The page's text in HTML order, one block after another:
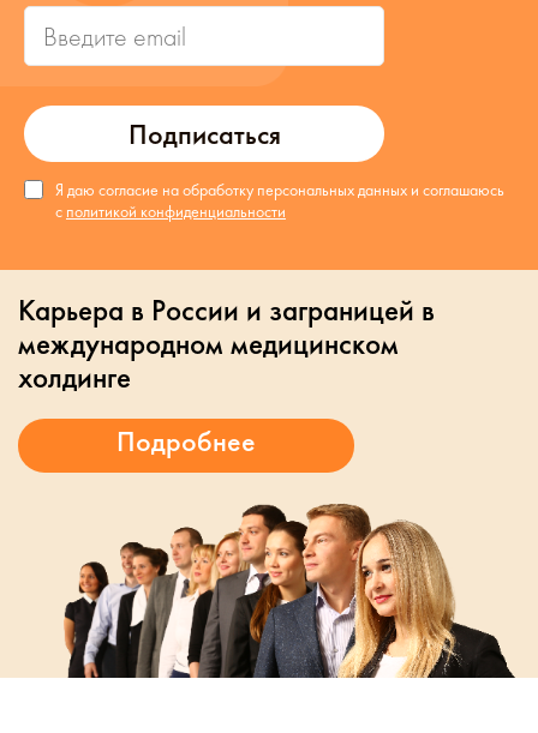
Подписаться
Я даю согласие на обработку персональных данных и соглашаюсь
с политикой конфиденциальности
Карьера в России и заграницей в
международном медицинском
холдинге